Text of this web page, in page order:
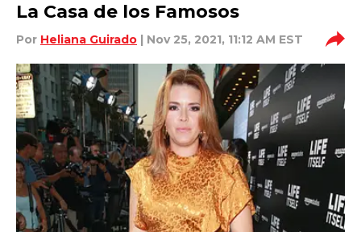
La Casa de los Famosos
Por Heliana Guirado | Nov 25, 2021, 11:12 AM EST